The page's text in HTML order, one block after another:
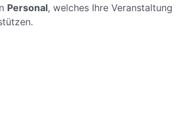
Personal, welches Ihre Veranstaltung